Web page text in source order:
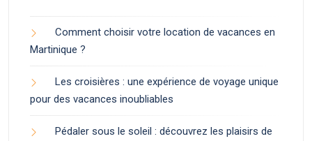
Comment choisir votre location de vacances en
Martinique ?
Les croisières : une expérience de voyage unique
pour des vacances inoubliables
Pédaler sous le soleil : découvrez les plaisirs de